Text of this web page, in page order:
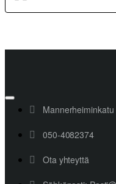
050-4082374
Ota yhteyttä